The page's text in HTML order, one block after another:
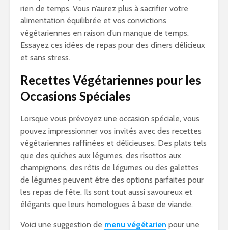
rien de temps. Vous n’aurez plus à sacrifier votre
alimentation équilibrée et vos convictions
végétariennes en raison d’un manque de temps.
Essayez ces idées de repas pour des dîners délicieux
et sans stress.
Recettes Végétariennes pour les
Occasions Spéciales
Lorsque vous prévoyez une occasion spéciale, vous
pouvez impressionner vos invités avec des recettes
végétariennes raffinées et délicieuses. Des plats tels
que des quiches aux légumes, des risottos aux
champignons, des rôtis de légumes ou des galettes
de légumes peuvent être des options parfaites pour
les repas de fête. Ils sont tout aussi savoureux et
élégants que leurs homologues à base de viande.
Voici une suggestion de menu végétarien pour une